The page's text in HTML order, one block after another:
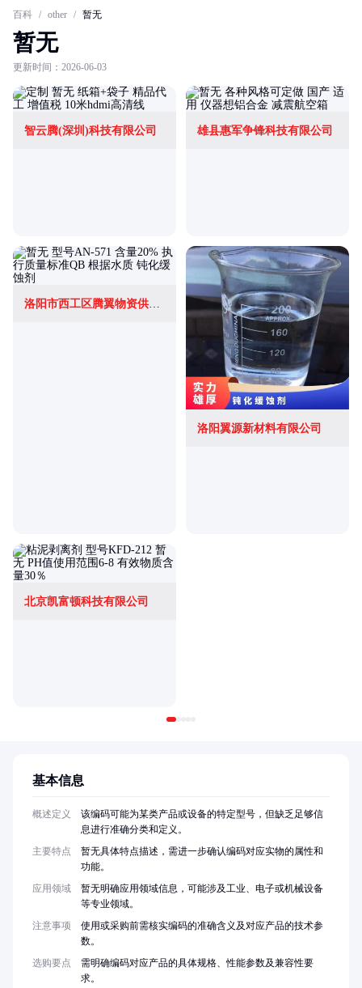
百科 / other / 暂无
暂无
更新时间：2026-06-03
智云腾(深圳)科技有限公司 雄县惠军争锋科技有限公司
洛阳市西工区腾翼物资供应站
洛阳翼源新材料有限公司
北京凯富顿科技有限公司
基本信息
概述定义
该编码可能为某类产品或设备的特定型号，但缺乏足够信
息进行准确分类和定义。
主要特点
暂无具体特点描述，需进一步确认编码对应实物的属性和
功能。
应用领域
暂无明确应用领域信息，可能涉及工业、电子或机械设备
等专业领域。
注意事项
使用或采购前需核实编码的准确含义及对应产品的技术参
数。
选购要点
需明确编码对应产品的具体规格、性能参数及兼容性要
求。